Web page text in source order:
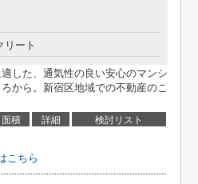
リート
した、通気性の良い安心のマンシ
から。新宿区地域での不動産のこ
面積 詳細 検討リスト
こちら